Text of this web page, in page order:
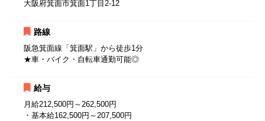
大阪府箕面市箕面1丁目2-12
路線
阪急箕面線「箕面駅」から徒歩1分
★車・バイク・自転車通勤可能◎
給与
月給212,500円～262,500円
・基本給162,500円～207,500円